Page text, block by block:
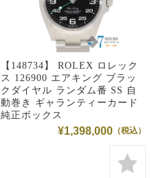
【148734】 ROLEX ロレック
ス 126900 エアキング ブラッ
クダイヤル ランダム番 SS 自
動巻き ギャランティーカード
純正ボックス
¥1,398,000